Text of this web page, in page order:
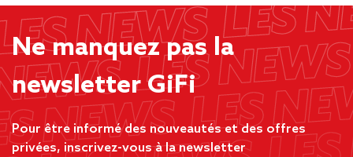
Ne manquez pas la
newsletter GiFi
Pour être informé des nouveautés et des offres
privées, inscrivez-vous à la newsletter